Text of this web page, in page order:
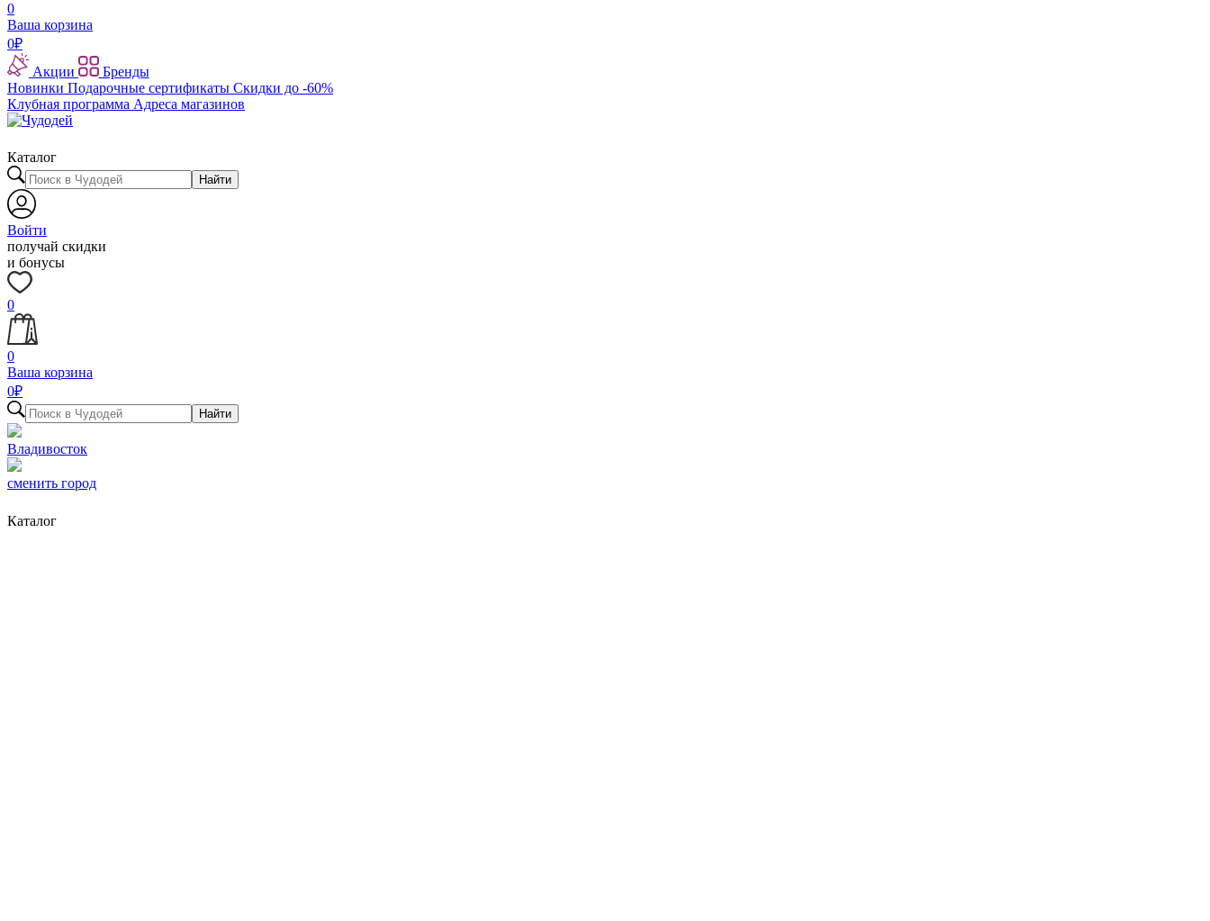
0
Ваша корзина
0₽
Акции
Бренды
Новинки Подарочные сертификаты Скидки до -60%
Клубная программа Адреса магазинов
Каталог
Найти
Войти
получай скидки
и бонусы
0
0
Ваша корзина
0₽
Найти
Владивосток
сменить город
Каталог